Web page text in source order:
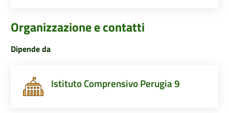
Organizzazione e contatti
Dipende da
Istituto Comprensivo Perugia 9